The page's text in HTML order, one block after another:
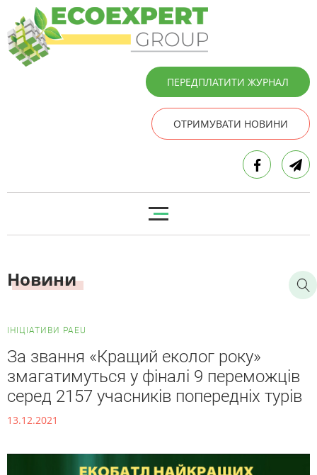
ПЕРЕДПЛАТИТИ ЖУРНАЛ
ОТРИМУВАТИ НОВИНИ
Новини
ІНІЦІАТИВИ PAEU
За звання «Кращий еколог року»
змагатимуться у фіналі 9 переможців
серед 2157 учасників попередніх турів
13.12.2021